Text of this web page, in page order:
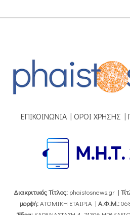
ΕΠΙΚΟΙΝΩΝΙΑ| ΟΡΟΙ ΧΡΗΣΗΣ |
Διακριτικός Τίτλος: phaistosnews.gr |
μορφή:ΑΤΟΜΙΚΗ ΕΤΑΙΡΙΑ | Α.Φ.Μ.: